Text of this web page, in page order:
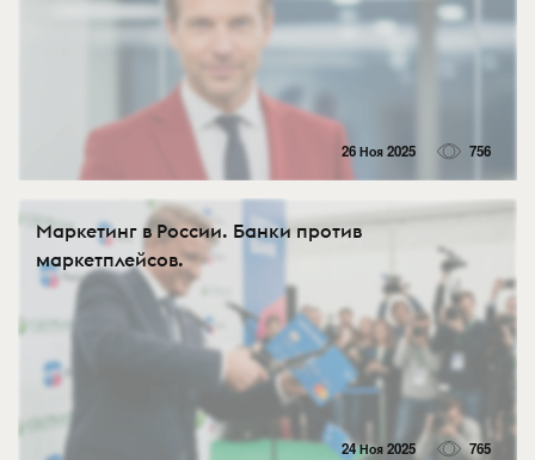
26 Ноя 2025 756
Маркетинг в России. Банки против
маркетплейсов.
24 Ноя 2025 765